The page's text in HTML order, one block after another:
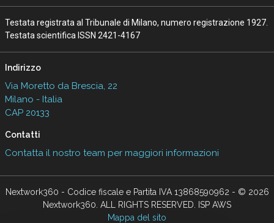
Quali competenze per portare la
physical AI nello spazio: il caso Sitael
22 Lug 2026
AI in azienda, perché gestire il
10 Lug 2026
Ecosistemi travel-tech: startup, AI e
15 Giu 2026
L’IA nel turismo corre, ma non per tutti:
la mappa italiana e globale